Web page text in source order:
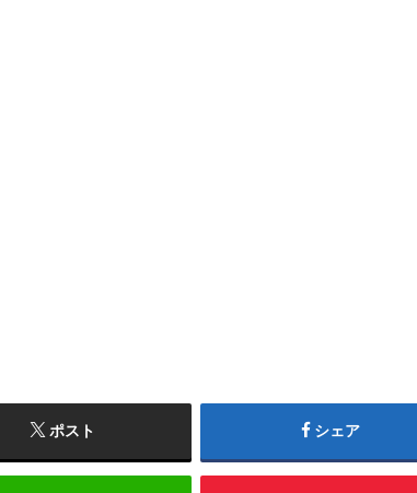
ポスト シェア